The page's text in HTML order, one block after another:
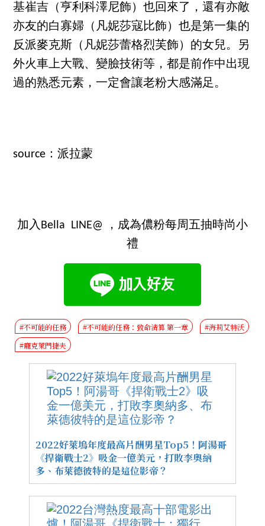
基崔吉（亨利科澤尼飾）也回來了，還有亦敵
亦友的白寡婦（凡妮莎寇比飾）也是第一集的
反派麥克斯（凡妮莎蕾格烈芙飾）的女兒。另
外火車上大戰、變臉技術等，都是前作中出現
過的熟悉元素，一定會讓老粉大感滿足。
source：派拉蒙
加入Bella LINE@ ，成為儂粉每周五抽時尚小
禮
#不可能的任務 #不可能的任務：致命清算 第一章
#海莉艾特沃
#龐克萊門捷夫
2022好萊塢年度最高片酬男星Top5！阿湯哥
《捍衛戰士2》吸金一億美元，打敗李奧納
多、布萊德彼特的是這位影帝？